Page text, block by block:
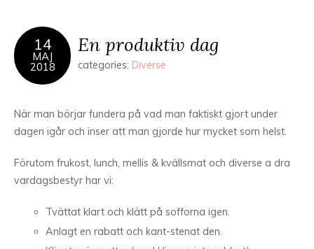
14
MAJ
2018
En produktiv dag
categories: Diverse
När man börjar fundera på vad man faktiskt gjort under
dagen igår och inser att man gjorde hur mycket som helst.
Förutom frukost, lunch, mellis & kvällsmat och diverse a dra
vardagsbestyr har vi:
Tvättat klart och klätt på sofforna igen.
Anlagt en rabatt och kant-stenat den.